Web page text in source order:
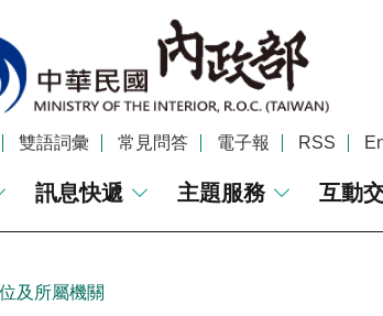
雙語詞彙 常見問答 電子報 RSS
訊息快遞 主題服務 互動
及所屬機關